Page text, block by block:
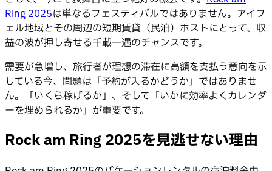
Ring 2025は単なるフェスティバルではありません。アイフ
ェル地域とその周辺の短期賃貸（民泊）ホストにとって、収
益の波が押し寄せる千載一遇のチャンスです。
需要が急増し、旅行者が理想の滞在に高額を支払う意向を示
している今、問題は「予約が入るかどうか」ではありませ
ん。「いくら稼げるか」、そして「いかに効率よくカレンダ
ーを埋められるか」が重要です。
Rock am Ring 2025を見逃せない理由